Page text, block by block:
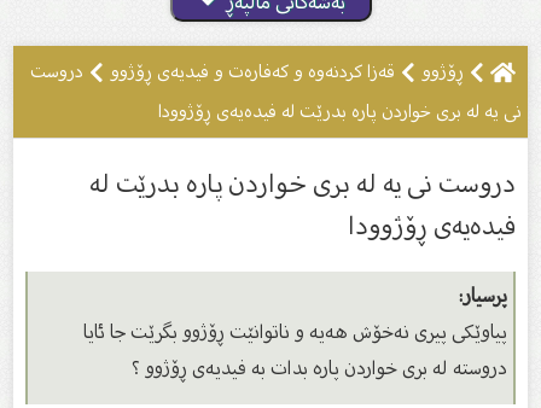
ڕۆژوو قەزا کردنەوە و کەفارەت و فیدیەى ڕۆژوو
دروست
نی یە لە بری خواردن پارە بدرێت لە فیدەیەی ڕۆژوودا
دروست نی یە لە بری خواردن پارە بدرێت لە
فیدەیەی ڕۆژوودا
پرسیار:
پیاوێکی پیری نەخۆش هەیە و ناتوانێت ڕۆژوو بگرێت جا ئایا
دروسته لە بری خواردن پارە بدات بە فیدیەى ڕۆژوو ؟